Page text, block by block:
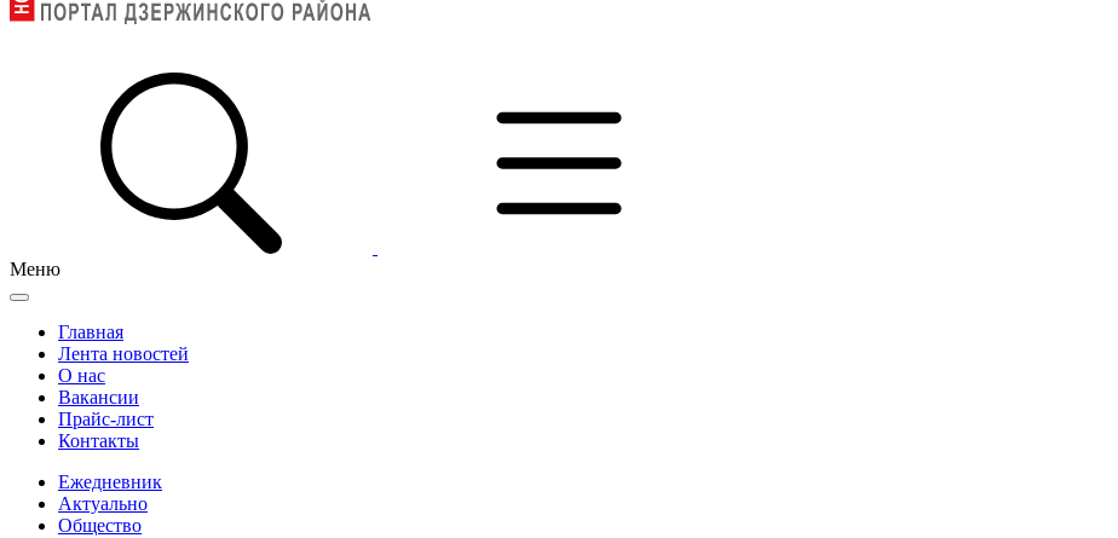
Меню
Главная
Лента новостей
О нас
Вакансии
Прайс-лист
Контакты
Ежедневник
Актуально
Общество